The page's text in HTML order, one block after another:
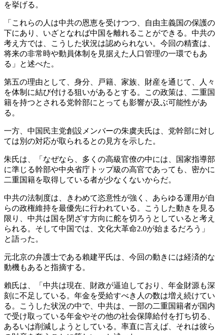
を挙げる。
「これらの人は中共の恩恵を受けつつ、自由主義国の保護の
下にあり、いざとなれば中国を離れることができる。中共の
考え方では、こうした状況は認められない。今回の精査は、
将来の非常時や動員体制を見据えた人口管理の一環でもあ
る」と述べた。
第五の理由として、身分、戸籍、家族、財産を通じて、人々
を体制に結び付ける狙いがあるとする。この政策は、二重国
籍を持つとされる党幹部にとっても影響が及ぶ可能性があ
る。
一方、中国民主党創設メンバーの朱虞夫氏は、党幹部に対し
ては別の対応が取られるとの見方を示した。
朱氏は、「なぜなら、多くの高級官僚の中には、国家指導部
に準じる幹部や中央省庁トップ級の高官であっても、密かに
二重国籍を取得している者が少なくないからだ。
中共の法制度は、きわめて恣意性が強く、あらゆる運用が自
らの政権維持を最優先に行われている。こうした動きを見る
限り、中共は国を閉ざす方向に舵を切ろうとしていると考え
られる。そして中国では、文化大革命2.0が始まるだろう」
と語った。
元北京の弁護士である賴建平氏は、今回の動きには経済的な
動機もあると指摘する。
賴氏は、「中共は現在、財政が逼迫しており、年金財源も深
刻に不足している。年金を受給すべき人の数は増え続けてい
る。こうした状況の中で、中共は、一部の二重国籍者が国内
で受け取っている年金やその他の社会保障給付を打ち切る、
あるいは削減しようとしている。率直に言えば、それは彼ら